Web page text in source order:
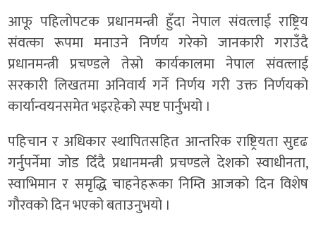
आफू पहिलोपटक प्रधानमन्त्री हुँदा नेपाल संवत्लाई राष्ट्रिय
संवत्का रूपमा मनाउने निर्णय गरेको जानकारी गराउँदै
प्रधानमन्त्री प्रचण्डले तेस्रो कार्यकालमा नेपाल संवत्लाई
सरकारी लिखतमा अनिवार्य गर्ने निर्णय गरी उक्त निर्णयको
कार्यान्वयनसमेत भइरहेको स्पष्ट पार्नुभयो ।
पहिचान र अधिकार स्थापितसहित आन्तरिक राष्ट्रियता सुदृढ
गर्नुपर्नेमा जोड दिँदै प्रधानमन्त्री प्रचण्डले देशको स्वाधीनता,
स्वाभिमान र समृद्धि चाहनेहरूका निम्ति आजको दिन विशेष
गौरवको दिन भएको बताउनुभयो ।